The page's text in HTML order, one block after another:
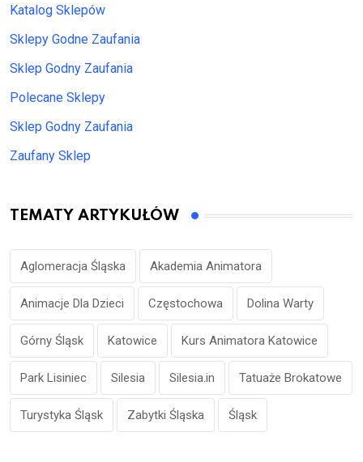
Katalog Sklepów
Sklepy Godne Zaufania
Sklep Godny Zaufania
Polecane Sklepy
Sklep Godny Zaufania
Zaufany Sklep
TEMATY ARTYKUŁÓW
Aglomeracja Śląska Akademia Animatora
Animacje Dla Dzieci Częstochowa Dolina Warty
Górny Śląsk Katowice Kurs Animatora Katowice
Park Lisiniec Silesia Silesia.in Tatuaże Brokatowe
Turystyka Śląsk Zabytki Śląska Śląsk